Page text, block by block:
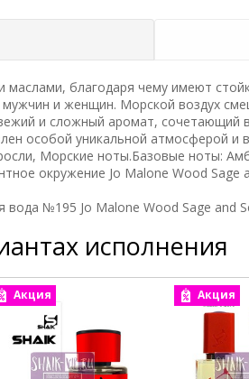
благодаря чему имеют
и женщин. Морской воздух
и сложный аромат,
особой уникальной атмосферой и
Морские ноты.Базовые ноты:
окружение Jo Malone Wood Sage
№195 Jo Malone Wood Sage and
исполнения
Акция Акция